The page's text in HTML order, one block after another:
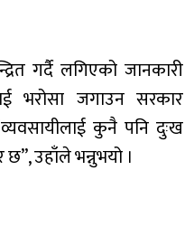
गर्दै लगिएको जानकारी
भरोसा जगाउन सरकार
कुनै पनि दुःख
उहाँले भन्नुभयो ।